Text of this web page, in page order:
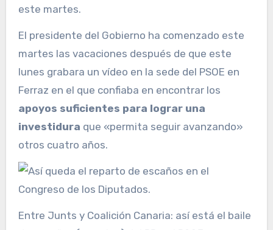
este martes.
El presidente del Gobierno ha comenzado este
martes las vacaciones después de que este
lunes grabara un vídeo en la sede del PSOE en
Ferraz en el que confiaba en encontrar los
apoyos suficientes para lograr una
investidura que «permita seguir avanzando»
otros cuatro años.
Entre Junts y Coalición Canaria: así está el baile